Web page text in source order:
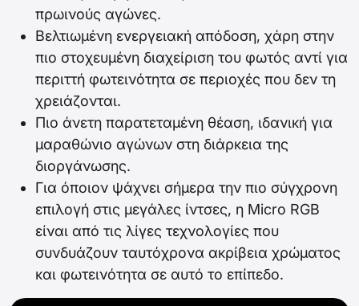
πρωινούς αγώνες.
Βελτιωμένη ενεργειακή απόδοση, χάρη στην
πιο στοχευμένη διαχείριση του φωτός αντί για
περιττή φωτεινότητα σε περιοχές που δεν τη
χρειάζονται.
Πιο άνετη παρατεταμένη θέαση, ιδανική για
μαραθώνιο αγώνων στη διάρκεια της
διοργάνωσης.
Για όποιον ψάχνει σήμερα την πιο σύγχρονη
επιλογή στις μεγάλες ίντσες, η Micro RGB
είναι από τις λίγες τεχνολογίες που
συνδυάζουν ταυτόχρονα ακρίβεια χρώματος
και φωτεινότητα σε αυτό το επίπεδο.